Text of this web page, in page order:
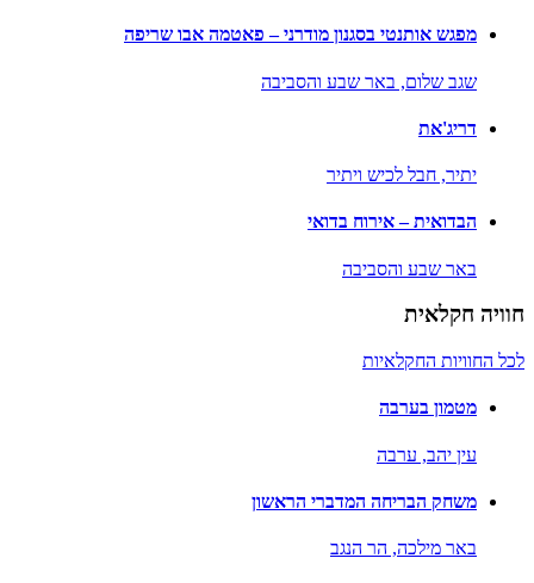
מפגש אותנטי בסגנון מודרני – פאטמה אבו שריפה
שגב שלום, באר שבע והסביבה
דריג'את
יתיר, חבל לכיש ויתיר
הבדואית – אירוח בדואי
באר שבע והסביבה
חוויה חקלאית
לכל החוויות החקלאיות
מטמון בערבה
עין יהב, ערבה
משחק הבריחה המדברי הראשון
באר מילכה, הר הנגב